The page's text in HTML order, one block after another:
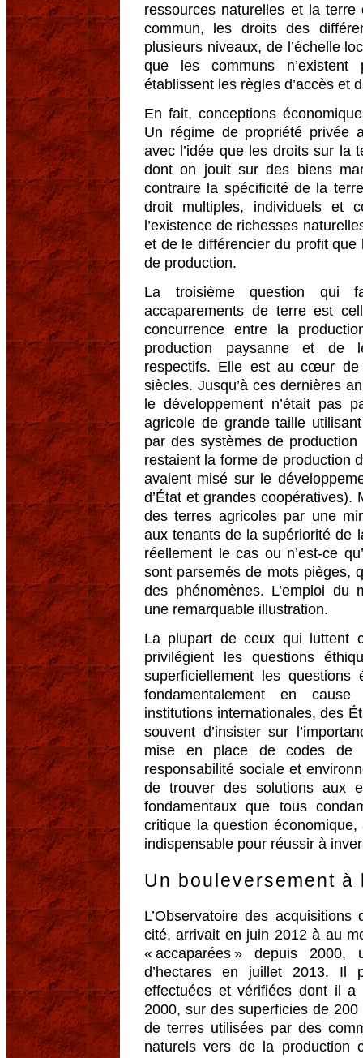
ressources naturelles et la
commun, les droits des
plusieurs niveaux, de l’échelle
que les communs
établissent les règles d’accès et
En fait, conceptions
Un régime de propriété privée
avec l’idée que les droits sur la
dont on jouit sur des biens
contraire la spécificité de la
droit multiples, individuels et
l’existence de richesses
et de le différencier du profit que
de production.
La troisième question qui
accaparements de terre est
concurrence entre la
production paysanne et de
respectifs. Elle est au cœur de
siècles. Jusqu’à ces dernières
le développement n’était pas
agricole de grande taille
par des systèmes de
restaient la forme de production
avaient misé sur le
d’État et grandes
des terres agricoles par une
aux tenants de la supériorité de
réellement le cas ou n’est-ce
sont parsemés de mots pièges,
des phénomènes. L’emploi du
une remarquable illustration.
La plupart de ceux qui luttent
privilégient les questions
superficiellement les
fondamentalement en
institutions internationales, des
souvent d’insister sur
mise en place de codes de
responsabilité sociale et
de trouver des solutions aux
fondamentaux que tous
critique la question
indispensable pour réussir à
Un bouleversement à
L’Observatoire des
cité, arrivait en juin 2012 à au
« accaparées » depuis
d’hectares en juillet 2013. Il
effectuées et vérifiées dont il a
2000, sur des superficies de
de terres utilisées par des
naturels vers de la production